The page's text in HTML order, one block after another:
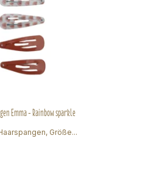
Emma - Rainbow sparkle
Größe...